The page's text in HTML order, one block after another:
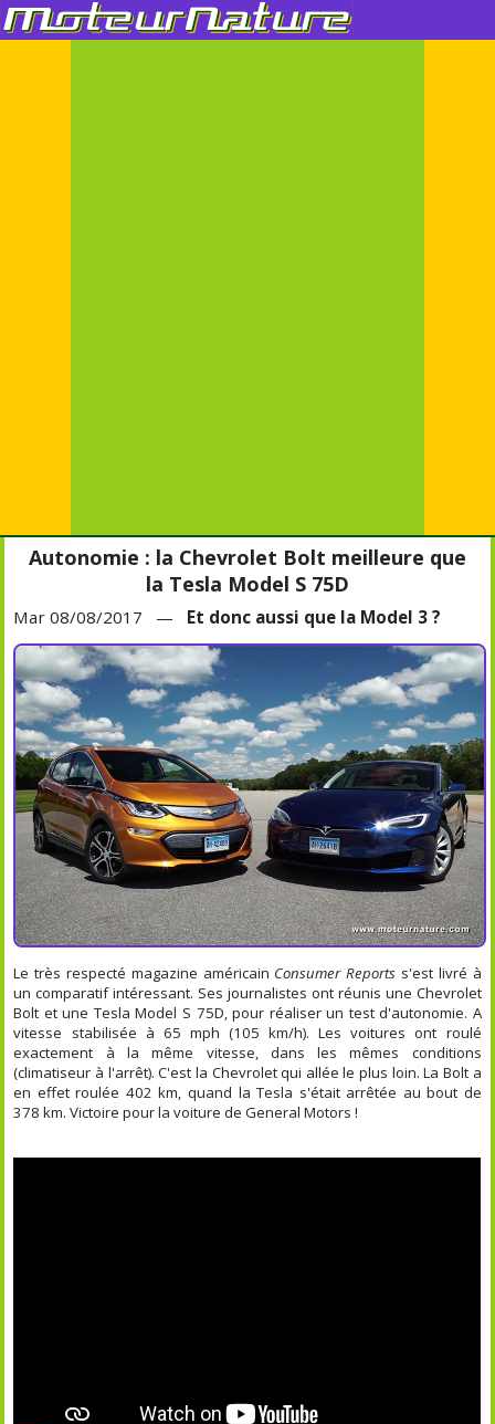
Autonomie : la Chevrolet Bolt meilleure que
la Tesla Model S 75D
Mar 08/08/2017 — Et donc aussi que la Model 3 ?
Le très respecté magazine américain Consumer Reports s'est livré à
un comparatif intéressant. Ses journalistes ont réunis une Chevrolet
Bolt et une Tesla Model S 75D, pour réaliser un test d'autonomie. A
vitesse stabilisée à 65 mph (105 km/h). Les voitures ont roulé
exactement à la même vitesse, dans les mêmes conditions
(climatiseur à l'arrêt). C'est la Chevrolet qui allée le plus loin. La Bolt a
en effet roulée 402 km, quand la Tesla s'était arrêtée au bout de
378 km. Victoire pour la voiture de General Motors !